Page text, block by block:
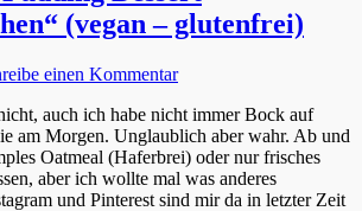
(vegan – glutenfrei)
einen Kommentar
auch ich habe nicht immer Bock auf
am Morgen. Unglaublich aber wahr. Ab und
Oatmeal (Haferbrei) oder nur frisches
aber ich wollte mal was anderes
und Pinterest sind mir da in letzter Zeit